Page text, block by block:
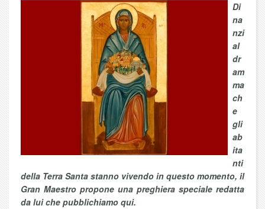
Di
na
nzi
al
dr
am
ma
ch
e
gli
ab
ita
nti
della Terra Santa stanno vivendo in questo momento, il
Gran Maestro propone una preghiera speciale redatta
da lui che pubblichiamo qui.